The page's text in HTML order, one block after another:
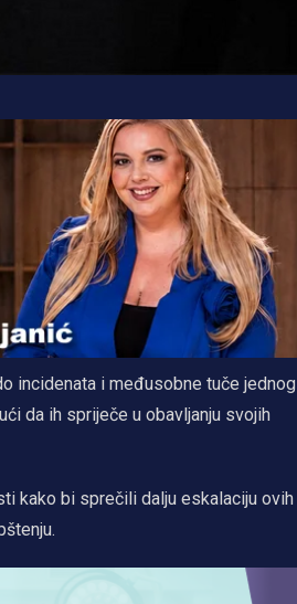
incidenata i međusobne tuče jednog
da ih spriječe u obavljanju svojih
kako bi sprečili dalju eskalaciju ovih